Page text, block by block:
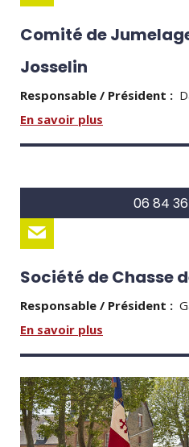
Comité de
Josselin
Responsable / Président :
En savoir plus
06 84
Société de Chasse
Responsable / Président :
En savoir plus